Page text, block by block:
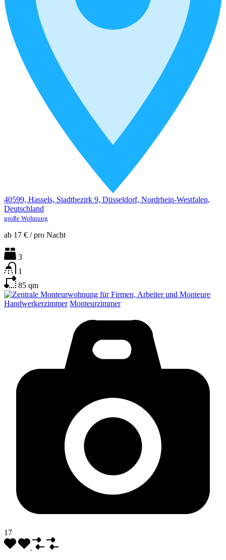
40599, Hassels, Stadtbezirk 9, Düsseldorf, Nordrhein-Westfalen,
Deutschland
große Wohnung
ab 17 € / pro Nacht
3
1
85 qm
Handwerkerzimmer Monteurzimmer
17